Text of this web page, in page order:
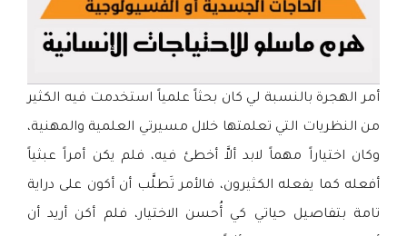
أمر الهجرة بالنسبة لي كان بحثاً علمياً استخدمت فيه الكثير
من النظريات التي تعلمتها خلال مسيرتي العلمية والمهنية،
وكان اختياراً مهماً لابد ألاَّ أخطئ فيه، فلم يكن أمراً عبثياً
أفعله كما يفعله الكثيرون، فالأمر تَطلَّب أن أكون على دراية
تامة بتفاصيل حياتي كي أُحسن الاختيار، فلم أكن أريد أن